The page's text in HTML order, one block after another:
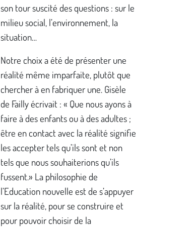
son tour suscité des questions : sur le
milieu social, l’environnement, la
situation…
Notre choix a été de présenter une
réalité même imparfaite, plutôt que
chercher à en fabriquer une. Gisèle
de Failly écrivait : « Que nous ayons à
faire à des enfants ou à des adultes ;
être en contact avec la réalité signifie
les accepter tels qu’ils sont et non
tels que nous souhaiterions qu’ils
fussent.» La philosophie de
l’Education nouvelle est de s’appuyer
sur la réalité, pour se construire et
pour pouvoir choisir de la